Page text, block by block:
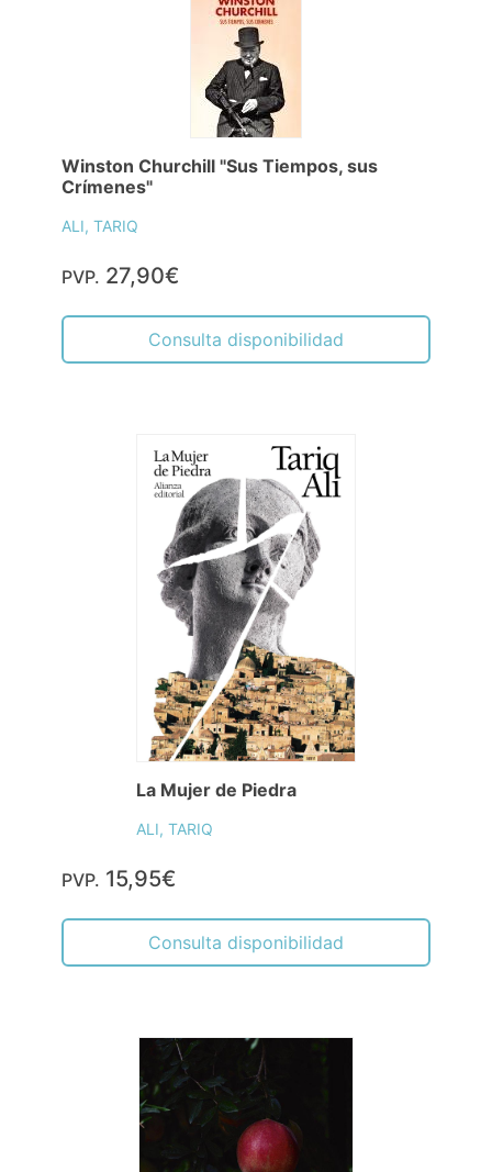
Winston Churchill "Sus Tiempos, sus
Crímenes"
ALI, TARIQ
PVP. 27,90€
Consulta disponibilidad
La Mujer de Piedra
ALI, TARIQ
PVP. 15,95€
Consulta disponibilidad